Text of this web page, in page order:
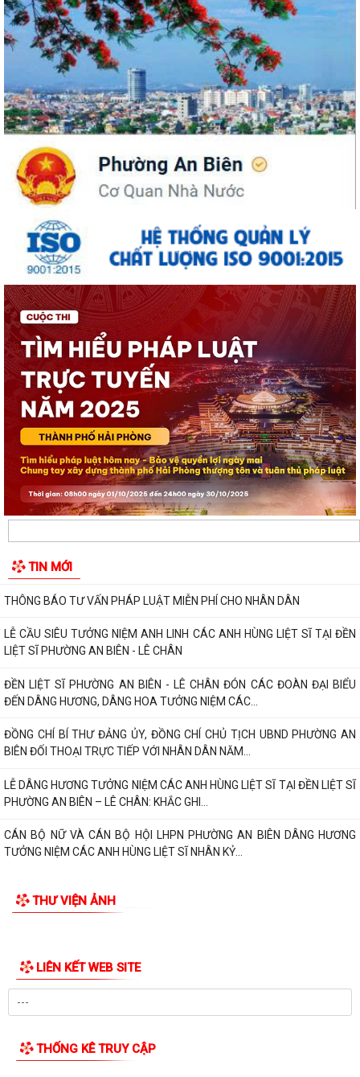
TIN MỚI
UBND phường An Biên phát động hưởng ứng Cuộc thi và Triển lãm
ảnh nghệ thuật cấp quốc gia “Tự hào...
ĐỒNG CHÍ PHÓ BÍ THƯ THƯỜNG TRỰC ĐẢNG ỦY PHƯỜNG DỰ SINH
HOẠT CHI BỘ THÁNG 8 TẠI CHI BỘ TRƯỜNG MẦM...
UBND phường An Biên lập Điều chỉnh cục bộ quy hoạch phân khu tỷ lệ
1/2.000 quận Lê Chân đến năm 2040
Thông báo về việc tăng cường bảo đảm trật tự an toàn giao thông,
trật tự đường hè trên địa bàn...
THÔNG BÁO TƯ VẤN PHÁP LUẬT MIỄN PHÍ CHO NHÂN DÂN
LIỆT SĨ PHƯỜNG AN BIÊN - LÊ CHÂN
ĐẾN DÂNG HƯƠNG, DÂNG HOA TƯỞNG NIỆM CÁC...
BIÊN ĐỐI THOẠI TRỰC TIẾP VỚI NHÂN DÂN NĂM...
PHƯỜNG AN BIÊN – LÊ CHÂN: KHẮC GHI...
TƯỞNG NIỆM CÁC ANH HÙNG LIỆT SĨ NHÂN KỶ...
TRAO TẶNG QUÀ TRI ÂN THƯƠNG BINH, GIA ĐÌNH LIỆT SĨ CÓ HOÀN
PHƯỜNG AN BIÊN TRIỂN KHAI CÔNG TÁC PHỤC VỤ LỄ DÂNG HƯƠNG
VÀ LỄ CẦU SIÊU TẠI ĐỀN LIỆT SĨ PHƯỜNG AN...
Phường An Biên triển khai kế hoạch duy trì mô hình “Vỉa hè sạch đẹp -
THƯ VIỆN ẢNH